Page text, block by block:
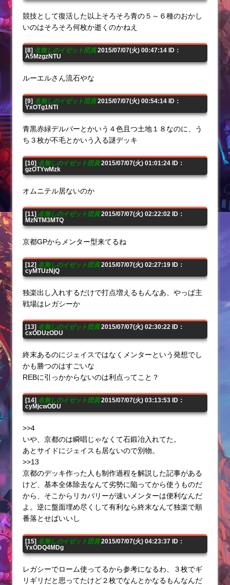
競技として復活した以上そろそろ青の５～６種のおかし
いのはそろそろ何枚か逝くのかねえ
[8] 名無しのイゼット団員2015/07/07(火) 00:47:14 ID：
A5MzgzNTU
ルーエルさん流石やな
[9] 名無しのイゼット団員2015/07/07(火) 00:54:14 ID：
YxOTg1NTI
青黒赤緑デルバーとかいう４色且つ土地１８なのに、う
ち３枚が不毛とかいう入る謎デッキ
[10] 名無しのイゼット団員2015/07/07(火) 01:01:24 ID：
gzOTYwMzk
オムニテル居ないのか
[11] 名無しのイゼット団員2015/07/07(火) 02:22:02 ID：
MzNTM3MTQ
京都GPからメンター型来てるね
[12] 名無しのイゼット団員2015/07/07(火) 02:27:19 ID：
cyMTUzNjQ
独楽出し入れするだけで打点増えるもんなあ、やっぱ主
戦場はレガシーか
[13] 名無しのイゼット団員2015/07/07(火) 02:30:22 ID：
cxODUzODU
終末あるのにジェイスではなくメンターという発想でし
かも勝つのはすごいな
REBに引っかからないのは利点ってこと？
[14] 名無しのイゼット団員2015/07/07(火) 03:13:53 ID：
cyMjcwODU
>>4
いや、京都のは瞬唱じゃなくて石鍛冶入れてた。
あとサイドにジェイスも居ないので別物。
>>13
京都のデッキ作った人も制作過程を解説した記事がある
けど、基本全体除去なんて劣勢に陥ってから使うものだ
から、そこからリカバリーが速いメンターは便利なんだ
よ。逆に盤面埋め尽くして有利なら終末なんて独楽で順
番落とせばいいし
[15] 名無しのイゼット団員2015/07/07(火) 04:23:37 ID：
YxODQ4MDg
レガシーでローム使ってるから参考になるわ、３枚でギ
リギリだと思ってたけど２枚でなんとかなるもんなんだ